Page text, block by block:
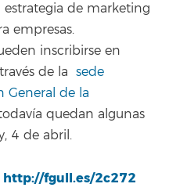
de marketing
empresas.
inscribirse en
de la sede
General de la
quedan algunas
4 de abril.
http://fgull.es/2c272